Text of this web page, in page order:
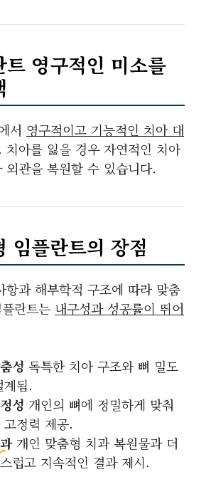
트 영구적인 미소를
서 영구적이고 기능적인 치아 대
치아를 잃을 경우자연적인 치아
외관을 복원할 수 있습니다.
임플란트의 장점
항과 해부학적 구조에 따라 맞춤
란트는 내구성과 성공률이 뛰어
성 독특한 치아 구조와 뼈 밀도
됨.
성 개인의 뼈에 정밀하게 맞춰
정력 제공.
개인 맞춤형 치과 복원물과 더
럽고 지속적인 결과 제시.